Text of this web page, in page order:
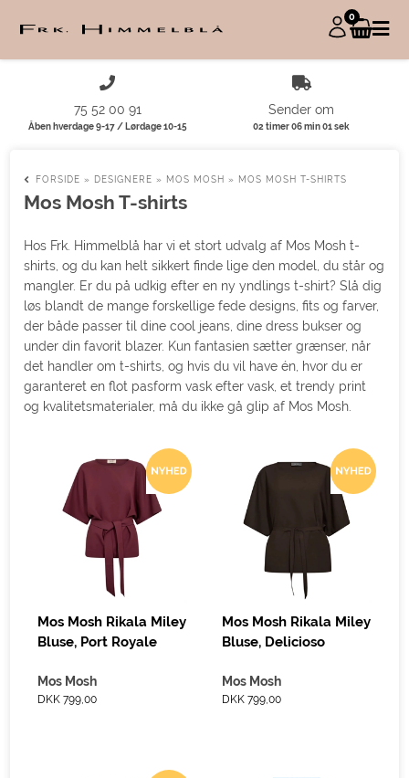
0
75 52 00 91
Åben hverdage 9-17 / Lørdage 10-15
Sender om
02 timer 06 min 01 sek
FORSIDE » DESIGNERE » MOS MOSH » MOS MOSH T-SHIRTS
Mos Mosh T-shirts
Hos Frk. Himmelblå har vi et stort udvalg af Mos Mosh t-
shirts, og du kan helt sikkert finde lige den model, du står og
mangler. Er du på udkig efter en ny yndlings t-shirt? Slå dig
løs blandt de mange forskellige fede designs, fits og farver,
der både passer til dine cool jeans, dine dress bukser og
under din favorit blazer. Kun fantasien sætter grænser, når
det handler om t-shirts, og hvis du vil have én, hvor du er
garanteret en flot pasform vask efter vask, et trendy print
og kvalitetsmaterialer, må du ikke gå glip af Mos Mosh.
Mos Mosh Rikala Miley
Bluse, Port Royale
Mos Mosh
DKK 799,00
Mos Mosh Rikala Miley
Bluse, Delicioso
Mos Mosh
DKK 799,00